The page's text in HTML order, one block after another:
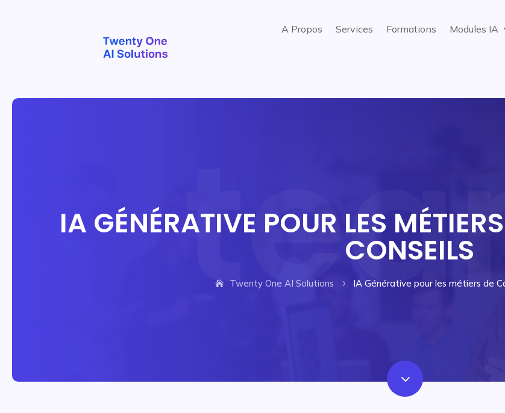
A Propos Services Formations Modules IA
IA GÉNÉRATIVE POUR LES
CONSEILS
Twenty One AI Solutions 5 IA Générative pour les métiers de
3